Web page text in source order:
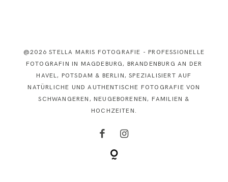
@2026 STELLA MARIS FOTOGRAFIE - PROFESSIONELLE
FOTOGRAFIN IN MAGDEBURG, BRANDENBURG AN DER
HAVEL, POTSDAM & BERLIN, SPEZIALISIERT AUF
NATÜRLICHE UND AUTHENTISCHE FOTOGRAFIE VON
SCHWANGEREN, NEUGEBORENEN, FAMILIEN &
HOCHZEITEN.